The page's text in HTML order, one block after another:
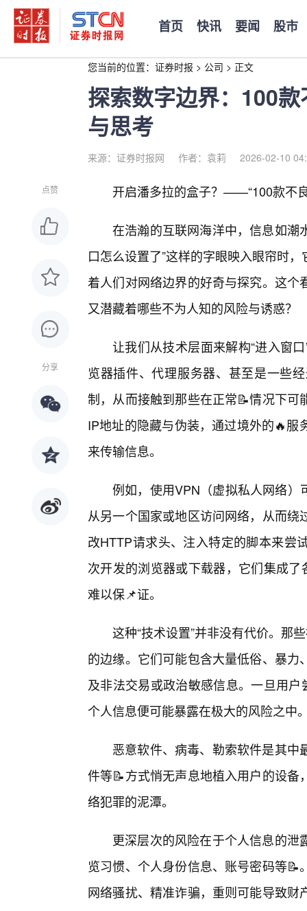
首页 快讯 要闻 股市
您当前的位置： 证券时报 > 公司 > 正文
探索数字边界：100
与思考
来源：证券时报网 作者：袁莉 2026-02-10
点赞
分享
开启潘多拉的盒子？——“100款不
在浩瀚的互联网海洋中，信息如潮
口怎么设置了”这样的字眼映入眼帘时
着人们对网络边界的好奇与探究。这
又潜藏着哪些不为人知的风险与诱惑？
让我们从技术层面来解构“进入窗
览器插件、代理服务器、甚至是一些
制，从而接触到那些在正常📝情况下
IP地址的隐藏与伪装，通过境外的🔥
来传输信息。
例如，使用VPN（虚拟私人网络
从另一个国家或地区访问网络，从而
改HTTP请求头、注入特定的脚本来尝
次开发的浏览器或下载器，它们集成
难以保📌证。
这种“技术设置”并非没有代价。那
的边缘。它们可能包含大量低俗、暴
及非法交易或政治敏感信息。一旦用
个人信息便可能暴露在极大的风险之中
恶意软件、病毒、勒索软件是其
件等📝方式悄无声息地植入用户的设
络犯罪的泥潭。
更深层次的风险在于个人信息的
览习惯、个人身份信息、账号密码等
网络骚扰、精准诈骗，重则可能导致